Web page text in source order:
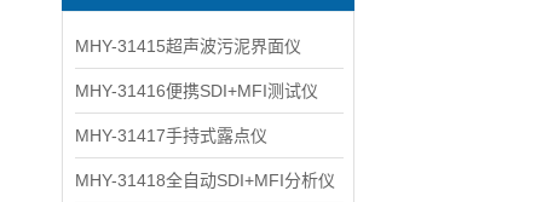
MHY-31415超声波污泥界面仪
MHY-31416便携SDI+MFI测试仪
MHY-31417手持式露点仪
MHY-31418全自动SDI+MFI分析仪